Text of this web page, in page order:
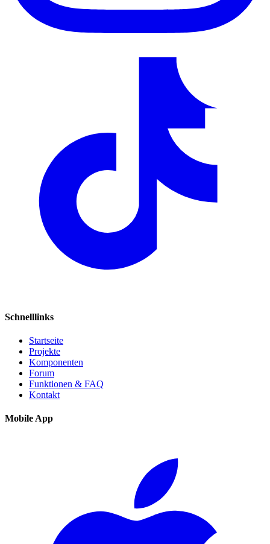
Schnelllinks
Startseite
Projekte
Komponenten
Forum
Funktionen & FAQ
Kontakt
Mobile App